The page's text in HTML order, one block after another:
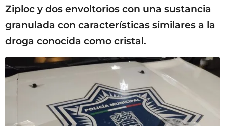
Ziploc y dos envoltorios con una sustancia
granulada con características similares a la
droga conocida como cristal.